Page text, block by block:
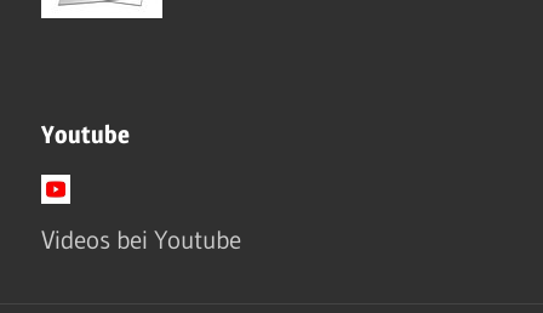
Youtube
Videos bei Youtube